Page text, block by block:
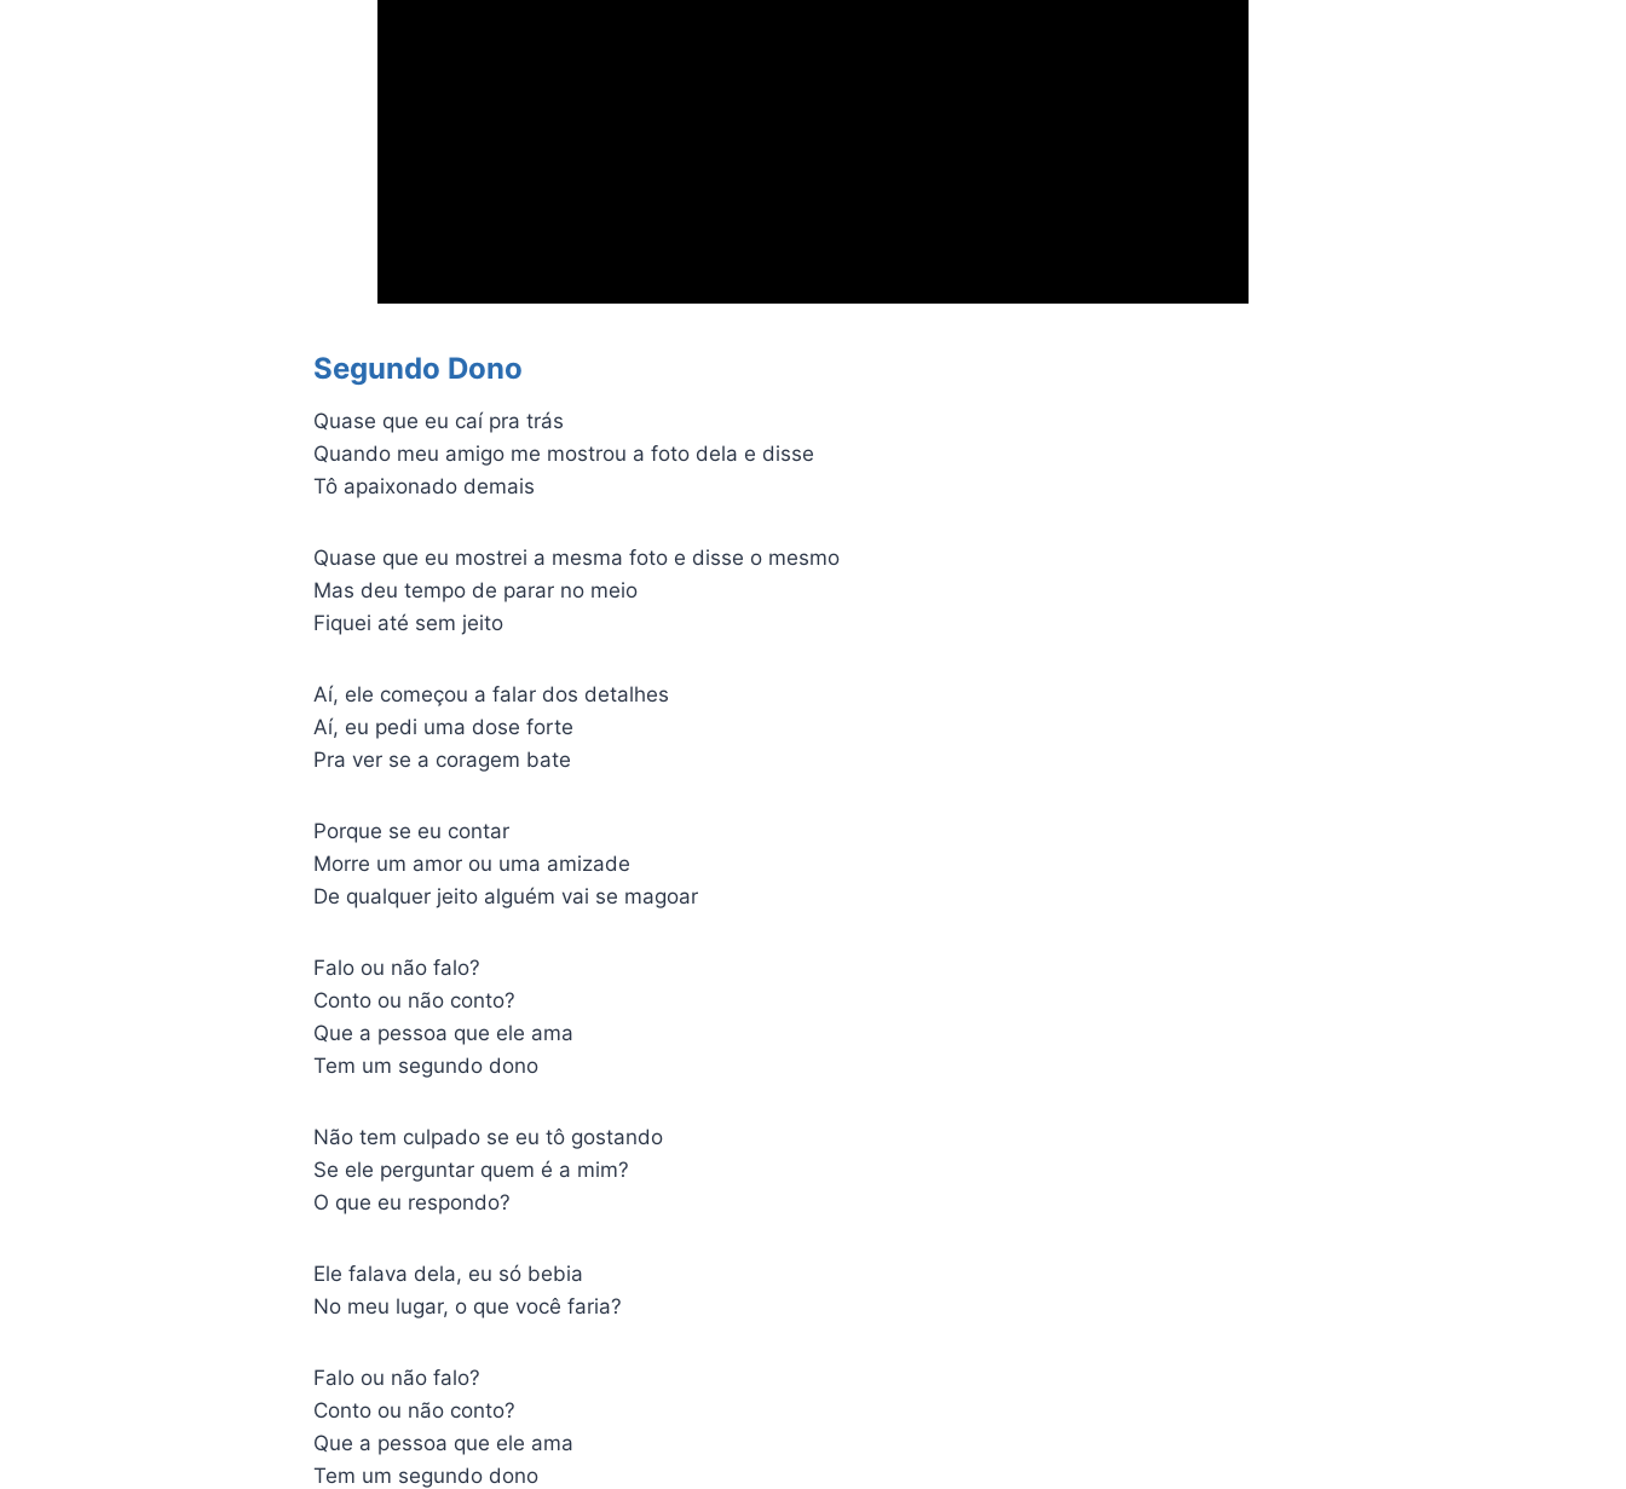
Segundo Dono
Quase que eu caí pra trás
Quando meu amigo me mostrou a foto dela e disse
Tô apaixonado demais
Quase que eu mostrei a mesma foto e disse o mesmo
Mas deu tempo de parar no meio
Fiquei até sem jeito
Aí, ele começou a falar dos detalhes
Aí, eu pedi uma dose forte
Pra ver se a coragem bate
Porque se eu contar
Morre um amor ou uma amizade
De qualquer jeito alguém vai se magoar
Falo ou não falo?
Conto ou não conto?
Que a pessoa que ele ama
Tem um segundo dono
Não tem culpado se eu tô gostando
Se ele perguntar quem é a mim?
O que eu respondo?
Ele falava dela, eu só bebia
No meu lugar, o que você faria?
Falo ou não falo?
Conto ou não conto?
Que a pessoa que ele ama
Tem um segundo dono